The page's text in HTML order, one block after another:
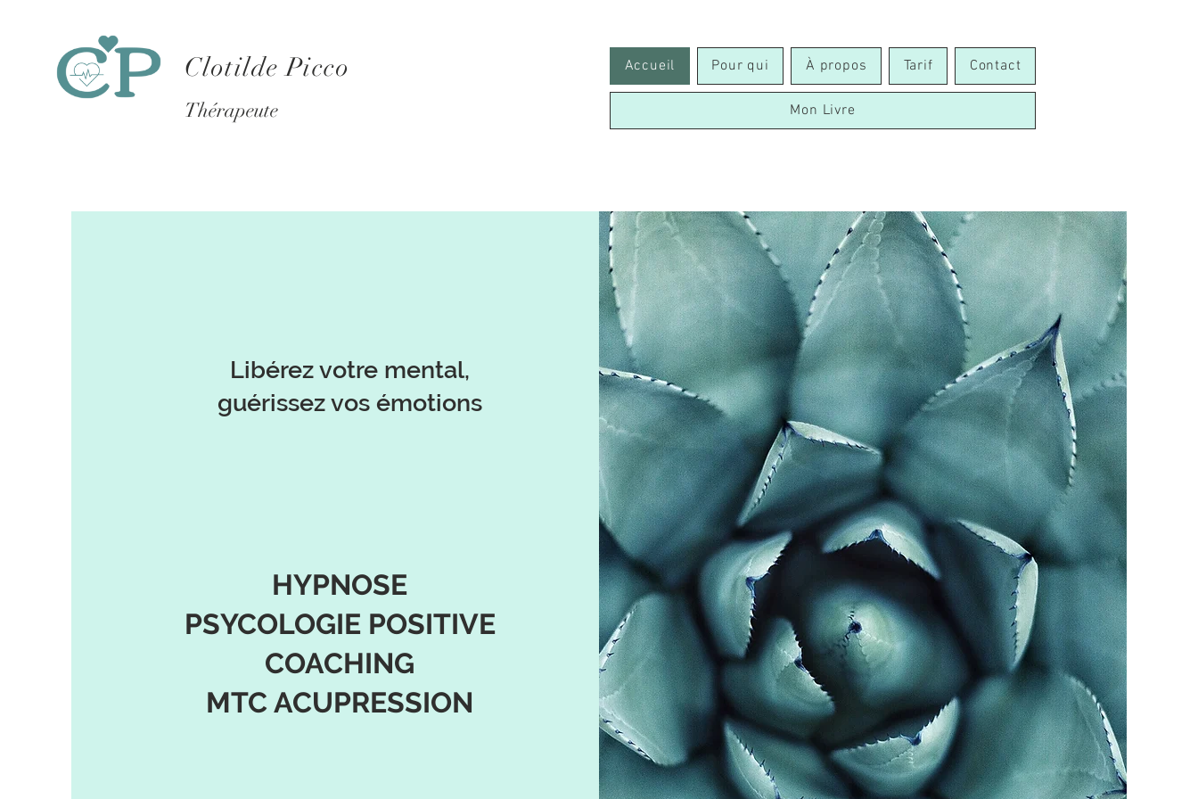
Clotilde Picco
Thérapeute
Accueil Pour qui À propos Tarif Contact
Mon Livre
Libérez votre mental,
guérissez vos émotions
HYPNOSE
PSYCOLOGIE POSITIVE
COACHING
MTC ACUPRESSION